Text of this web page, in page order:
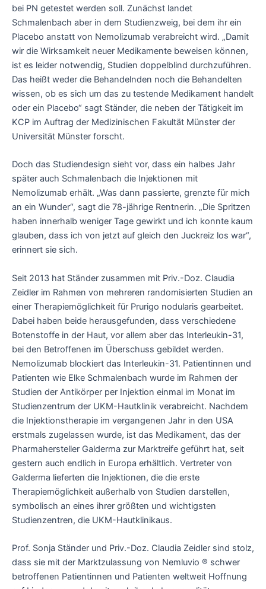
bei PN getestet werden soll. Zunächst landet
Schmalenbach aber in dem Studienzweig, bei dem ihr ein
Placebo anstatt von Nemolizumab verabreicht wird. „Damit
wir die Wirksamkeit neuer Medikamente beweisen können,
ist es leider notwendig, Studien doppelblind durchzuführen.
Das heißt weder die Behandelnden noch die Behandelten
wissen, ob es sich um das zu testende Medikament handelt
oder ein Placebo“ sagt Ständer, die neben der Tätigkeit im
KCP im Auftrag der Medizinischen Fakultät Münster der
Universität Münster forscht.
Doch das Studiendesign sieht vor, dass ein halbes Jahr
später auch Schmalenbach die Injektionen mit
Nemolizumab erhält. „Was dann passierte, grenzte für mich
an ein Wunder“, sagt die 78-jährige Rentnerin. „Die Spritzen
haben innerhalb weniger Tage gewirkt und ich konnte kaum
glauben, dass ich von jetzt auf gleich den Juckreiz los war“,
erinnert sie sich.
Seit 2013 hat Ständer zusammen mit Priv.-Doz. Claudia
Zeidler im Rahmen von mehreren randomisierten Studien an
einer Therapiemöglichkeit für Prurigo nodularis gearbeitet.
Dabei haben beide herausgefunden, dass verschiedene
Botenstoffe in der Haut, vor allem aber das Interleukin-31,
bei den Betroffenen im Überschuss gebildet werden.
Nemolizumab blockiert das Interleukin-31. Patientinnen und
Patienten wie Elke Schmalenbach wurde im Rahmen der
Studien der Antikörper per Injektion einmal im Monat im
Studienzentrum der UKM-Hautklinik verabreicht. Nachdem
die Injektionstherapie im vergangenen Jahr in den USA
erstmals zugelassen wurde, ist das Medikament, das der
Pharmahersteller Galderma zur Marktreife geführt hat, seit
gestern auch endlich in Europa erhältlich. Vertreter von
Galderma lieferten die Injektionen, die die erste
Therapiemöglichkeit außerhalb von Studien darstellen,
symbolisch an eines ihrer größten und wichtigsten
Studienzentren, die UKM-Hautklinikaus.
Prof. Sonja Ständer und Priv.-Doz. Claudia Zeidler sind stolz,
dass sie mit der Marktzulassung von Nemluvio ® schwer
betroffenen Patientinnen und Patienten weltweit Hoffnung